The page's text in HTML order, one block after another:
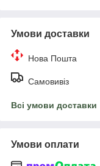
Умови доставки
Нова Пошта
Самовивіз
Всі умови доставки
Умови оплати